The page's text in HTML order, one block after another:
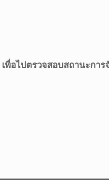
เพื่อไปตรวจสอบสถานะการ